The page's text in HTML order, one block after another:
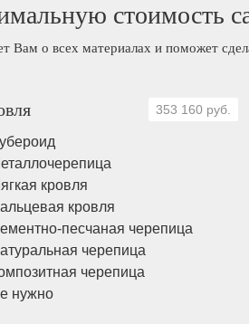
стоимость
Вам о всех материалах и поможет
353 160 руб.
кровля
кровля
песчаная черепица
черепица
черепица
нужно